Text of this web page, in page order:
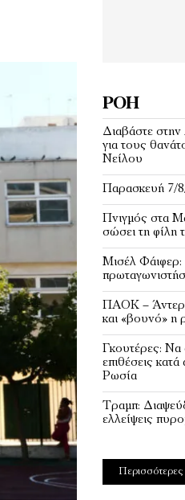
ΡΟΉ
Διαβάστε
για τους
Νείλου
Παρασκευή 7/
Πνιγμός στα
σώσει τη φίλη
Μισέλ Φάιφερ:
ΠΑΟΚ –
και «βουνό» η
Γκουτέρες: Να
επιθέσεις
Ρωσία
Τραμπ:
ελλείψεις
Περισσότερες